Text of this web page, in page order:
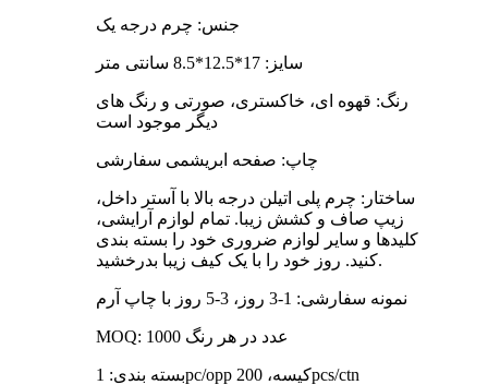
جنس: چرم درجه یک
سایز: 17*12.5*8.5 سانتی متر
رنگ: قهوه ای، خاکستری، صورتی و رنگ های
دیگر موجود است
چاپ: صفحه ابریشمی سفارشی
ساختار: چرم پلی اتیلن درجه بالا با آستر داخل،
زیپ صاف و کشش زیبا. تمام لوازم آرایشی،
کلیدها و سایر لوازم ضروری خود را بسته بندی
کنید. روز خود را با یک کیف زیبا بدرخشید.
نمونه سفارشی: 1-3 روز، 3-5 روز با چاپ آرم
MOQ: 1000 عدد در هر رنگ
بسته بندی: 1pc/opp کیسه، 200pcs/ctn